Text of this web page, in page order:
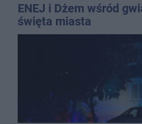
ENEJ i Dżem wśród
święta miasta